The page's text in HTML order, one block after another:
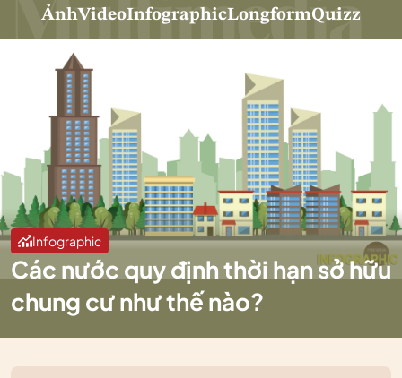
ẢnhVideoInfographicLongformQuizz
Infographic
Các nước quy định thời hạn sở hữu
chung cư như thế nào?